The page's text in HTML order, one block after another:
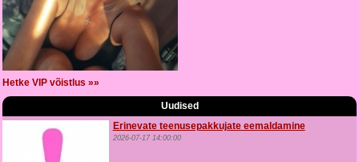
Hetke VIP võistlus »»
Uudised
Erinevate teenusepakkujate eemaldamine
2026-07-17 14:00:00